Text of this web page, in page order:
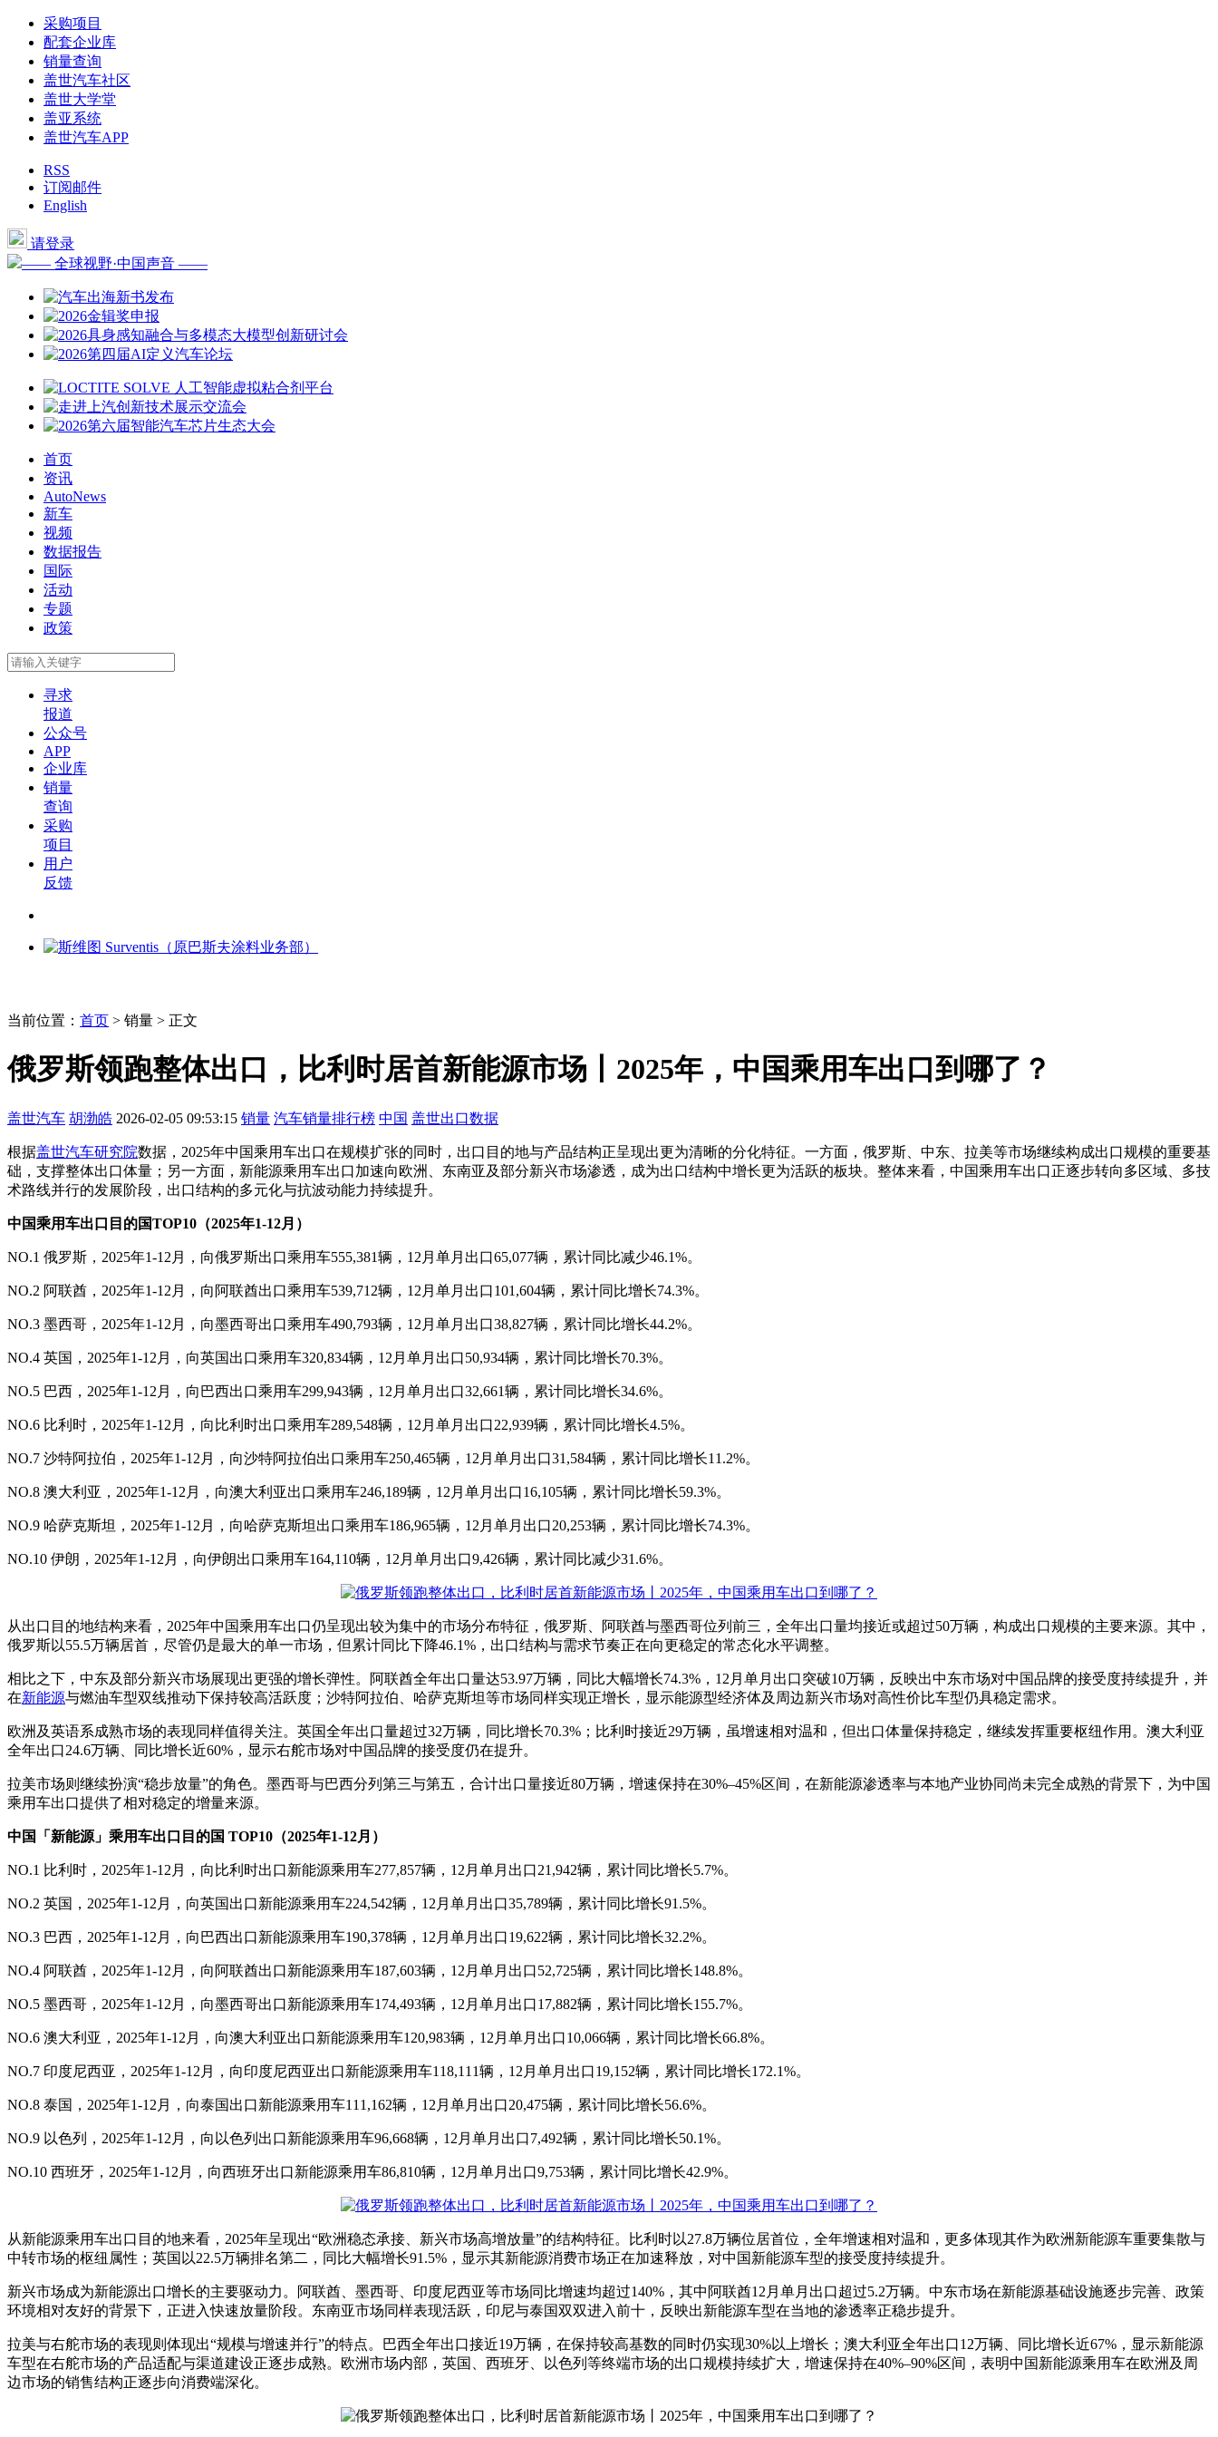
采购项目
配套企业库
销量查询
盖世汽车社区
盖世大学堂
盖亚系统
盖世汽车APP
RSS
订阅邮件
English
请登录
—— 全球视野·中国声音 ——
首页
资讯
AutoNews
新车
视频
数据报告
国际
活动
专题
政策
寻求
报道
公众号
APP
企业库
销量
查询
采购
项目
用户
反馈
当前位置： 首页 > 销量 > 正文
俄罗斯领跑整体出口，比利时居首新能源市场丨2025年，中国乘用车出口到哪了？
盖世汽车 胡渤皓 2026-02-05 09:53:15 销量 汽车销量排行榜 中国 盖世出口数据
根据盖世汽车研究院数据，2025年中国乘用车出口在规模扩张的同时，出口目的地与产品结构正呈现出更为清晰的分化特征。一方面，俄罗斯、中东、拉美等市场继续构成出口规模的重要基
础，支撑整体出口体量；另一方面，新能源乘用车出口加速向欧洲、东南亚及部分新兴市场渗透，成为出口结构中增长更为活跃的板块。整体来看，中国乘用车出口正逐步转向多区域、多技
术路线并行的发展阶段，出口结构的多元化与抗波动能力持续提升。
中国乘用车出口目的国TOP10（2025年1-12月）
NO.1 俄罗斯，2025年1-12月，向俄罗斯出口乘用车555,381辆，12月单月出口65,077辆，累计同比减少46.1%。
NO.2 阿联酋，2025年1-12月，向阿联酋出口乘用车539,712辆，12月单月出口101,604辆，累计同比增长74.3%。
NO.3 墨西哥，2025年1-12月，向墨西哥出口乘用车490,793辆，12月单月出口38,827辆，累计同比增长44.2%。
NO.4 英国，2025年1-12月，向英国出口乘用车320,834辆，12月单月出口50,934辆，累计同比增长70.3%。
NO.5 巴西，2025年1-12月，向巴西出口乘用车299,943辆，12月单月出口32,661辆，累计同比增长34.6%。
NO.6 比利时，2025年1-12月，向比利时出口乘用车289,548辆，12月单月出口22,939辆，累计同比增长4.5%。
NO.7 沙特阿拉伯，2025年1-12月，向沙特阿拉伯出口乘用车250,465辆，12月单月出口31,584辆，累计同比增长11.2%。
NO.8 澳大利亚，2025年1-12月，向澳大利亚出口乘用车246,189辆，12月单月出口16,105辆，累计同比增长59.3%。
NO.9 哈萨克斯坦，2025年1-12月，向哈萨克斯坦出口乘用车186,965辆，12月单月出口20,253辆，累计同比增长74.3%。
NO.10 伊朗，2025年1-12月，向伊朗出口乘用车164,110辆，12月单月出口9,426辆，累计同比减少31.6%。
从出口目的地结构来看，2025年中国乘用车出口仍呈现出较为集中的市场分布特征，俄罗斯、阿联酋与墨西哥位列前三，全年出口量均接近或超过50万辆，构成出口规模的主要来源。其中，
俄罗斯以55.5万辆居首，尽管仍是最大的单一市场，但累计同比下降46.1%，出口结构与需求节奏正在向更稳定的常态化水平调整。
相比之下，中东及部分新兴市场展现出更强的增长弹性。阿联酋全年出口量达53.97万辆，同比大幅增长74.3%，12月单月出口突破10万辆，反映出中东市场对中国品牌的接受度持续提升，并
在新能源与燃油车型双线推动下保持较高活跃度；沙特阿拉伯、哈萨克斯坦等市场同样实现正增长，显示能源型经济体及周边新兴市场对高性价比车型仍具稳定需求。
欧洲及英语系成熟市场的表现同样值得关注。英国全年出口量超过32万辆，同比增长70.3%；比利时接近29万辆，虽增速相对温和，但出口体量保持稳定，继续发挥重要枢纽作用。澳大利亚
全年出口24.6万辆、同比增长近60%，显示右舵市场对中国品牌的接受度仍在提升。
拉美市场则继续扮演“稳步放量”的角色。墨西哥与巴西分列第三与第五，合计出口量接近80万辆，增速保持在30%–45%区间，在新能源渗透率与本地产业协同尚未完全成熟的背景下，为中国
乘用车出口提供了相对稳定的增量来源。
中国「新能源」乘用车出口目的国 TOP10（2025年1-12月）
NO.1 比利时，2025年1-12月，向比利时出口新能源乘用车277,857辆，12月单月出口21,942辆，累计同比增长5.7%。
NO.2 英国，2025年1-12月，向英国出口新能源乘用车224,542辆，12月单月出口35,789辆，累计同比增长91.5%。
NO.3 巴西，2025年1-12月，向巴西出口新能源乘用车190,378辆，12月单月出口19,622辆，累计同比增长32.2%。
NO.4 阿联酋，2025年1-12月，向阿联酋出口新能源乘用车187,603辆，12月单月出口52,725辆，累计同比增长148.8%。
NO.5 墨西哥，2025年1-12月，向墨西哥出口新能源乘用车174,493辆，12月单月出口17,882辆，累计同比增长155.7%。
NO.6 澳大利亚，2025年1-12月，向澳大利亚出口新能源乘用车120,983辆，12月单月出口10,066辆，累计同比增长66.8%。
NO.7 印度尼西亚，2025年1-12月，向印度尼西亚出口新能源乘用车118,111辆，12月单月出口19,152辆，累计同比增长172.1%。
NO.8 泰国，2025年1-12月，向泰国出口新能源乘用车111,162辆，12月单月出口20,475辆，累计同比增长56.6%。
NO.9 以色列，2025年1-12月，向以色列出口新能源乘用车96,668辆，12月单月出口7,492辆，累计同比增长50.1%。
NO.10 西班牙，2025年1-12月，向西班牙出口新能源乘用车86,810辆，12月单月出口9,753辆，累计同比增长42.9%。
从新能源乘用车出口目的地来看，2025年呈现出“欧洲稳态承接、新兴市场高增放量”的结构特征。比利时以27.8万辆位居首位，全年增速相对温和，更多体现其作为欧洲新能源车重要集散与
中转市场的枢纽属性；英国以22.5万辆排名第二，同比大幅增长91.5%，显示其新能源消费市场正在加速释放，对中国新能源车型的接受度持续提升。
新兴市场成为新能源出口增长的主要驱动力。阿联酋、墨西哥、印度尼西亚等市场同比增速均超过140%，其中阿联酋12月单月出口超过5.2万辆。中东市场在新能源基础设施逐步完善、政策
环境相对友好的背景下，正进入快速放量阶段。东南亚市场同样表现活跃，印尼与泰国双双进入前十，反映出新能源车型在当地的渗透率正稳步提升。
拉美与右舵市场的表现则体现出“规模与增速并行”的特点。巴西全年出口接近19万辆，在保持较高基数的同时仍实现30%以上增长；澳大利亚全年出口12万辆、同比增长近67%，显示新能源
车型在右舵市场的产品适配与渠道建设正逐步成熟。欧洲市场内部，英国、西班牙、以色列等终端市场的出口规模持续扩大，增速保持在40%–90%区间，表明中国新能源乘用车在欧洲及周
边市场的销售结构正逐步向消费端深化。